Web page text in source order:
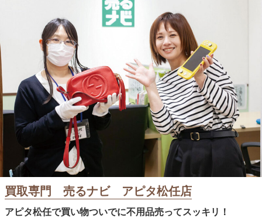
買取専門 売るナビ アピタ松任店
アピタ松任で買い物ついでに不用品売ってスッキリ！